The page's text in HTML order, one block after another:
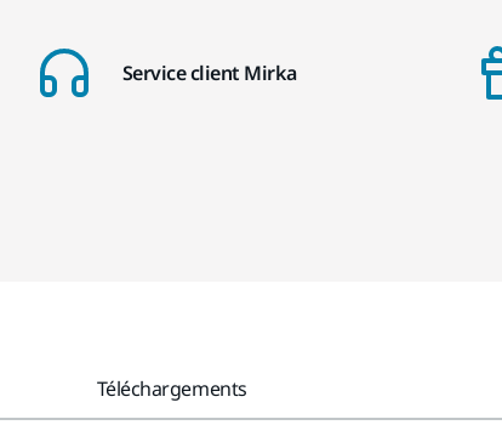
Service client Mirka
Téléchargements